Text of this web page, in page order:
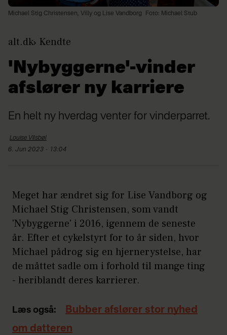
Michael Stig Christensen, Villy og Lise Vandborg Foto: Michael Stub
alt.dk Kendte
'Nybyggerne'-vinder
afslører ny karriere
En helt ny hverdag venter for vinderparret.
Louise Vilsbøl
6. Jun 2023 - 13:04
Meget har ændret sig for Lise Vandborg og
Michael Stig Christensen, som vandt
'Nybyggerne' i 2016, igennem de seneste
år. Efter et cykelstyrt for to år siden, hvor
Michael pådrog sig en hjernerystelse, har
de måttet sadle om i forhold til mange ting
- heriblandt deres karrierer.
Læs også:
Bubber afslører stor nyhed
om datteren